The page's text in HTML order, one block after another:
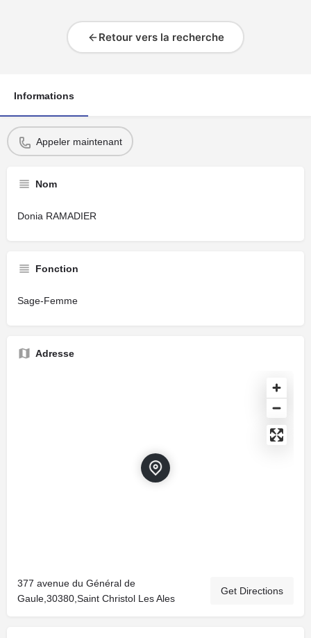
Retour vers la recherche
Informations
Appeler maintenant
Nom
Donia RAMADIER
Fonction
Sage-Femme
Adresse
377 avenue du Général de
Gaule,30380,Saint Christol Les Ales
Get Directions